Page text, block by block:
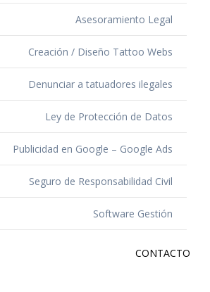
Asesoramiento Legal
Creación / Diseño Tattoo Webs
Denunciar a tatuadores ilegales
Ley de Protección de Datos
Publicidad en Google – Google Ads
Seguro de Responsabilidad Civil
Software Gestión
CONTACTO